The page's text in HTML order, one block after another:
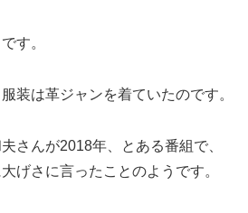
す。
装は革ジャンを着ていたのです。
さんが2018年、とある番組で、
げさに言ったことのようです。